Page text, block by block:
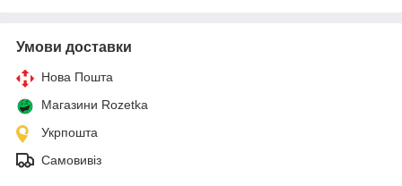
Умови доставки
Нова Пошта
Магазини Rozetka
Укрпошта
Самовивіз